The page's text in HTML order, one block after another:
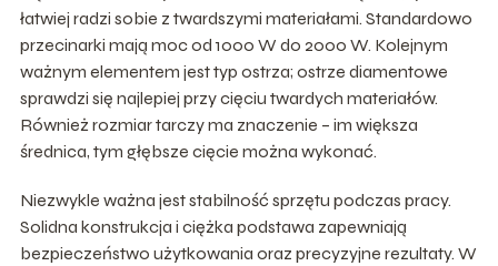
łatwiej radzi sobie z twardszymi materiałami. Standardowo
przecinarki mają moc od 1000 W do 2000 W. Kolejnym
ważnym elementem jest typ ostrza; ostrze diamentowe
sprawdzi się najlepiej przy cięciu twardych materiałów.
Również rozmiar tarczy ma znaczenie – im większa
średnica, tym głębsze cięcie można wykonać.
Niezwykle ważna jest stabilność sprzętu podczas pracy.
Solidna konstrukcja i ciężka podstawa zapewniają
bezpieczeństwo użytkowania oraz precyzyjne rezultaty. W